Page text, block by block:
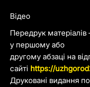
Передрук матеріалів
у першому або
другому абзаці на
сайті https://
Друковані видання
Відео